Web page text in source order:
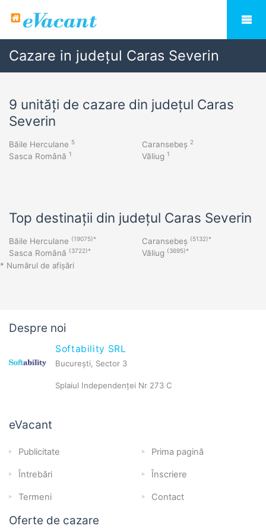
Cazare in județul Caras Severin
9 unități de cazare din județul Caras
Severin
Băile Herculane 5 Caransebeș 2
Sasca Română 1 Văliug 1
Top destinații din județul Caras Severin
Băile Herculane (19075)* Caransebeș (5132)*
Sasca Română (3722)* Văliug (3695)*
* Numărul de afișări
Despre noi
Softability SRL
București, Sector 3
Splaiul Independenței Nr 273 C
eVacant
Publicitate Prima pagină
Întrebări Înscriere
Termeni Contact
Oferte de cazare